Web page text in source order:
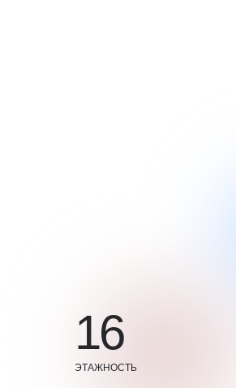
16
ЭТАЖНОСТЬ